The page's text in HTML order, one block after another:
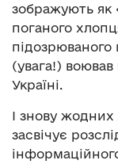
зображують як
поганого
підозрюваного
(увага!)
Україні.
І знову жодних
засвічує